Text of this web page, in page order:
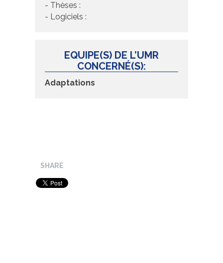
- Thèses :
- Logiciels :
EQUIPE(S) DE L’UMR
CONCERNÉ(S):
Adaptations
SHARE